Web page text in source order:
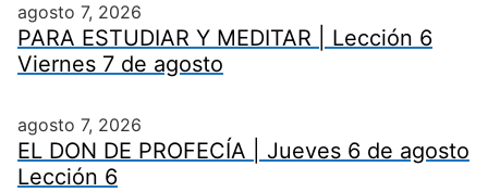
agosto 7, 2026
PARA ESTUDIAR Y MEDITAR | Lección 6
Viernes 7 de agosto
agosto 7, 2026
EL DON DE PROFECÍA | Jueves 6 de agosto
Lección 6